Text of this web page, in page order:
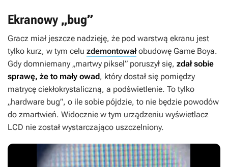
Ekranowy „bug”
Gracz miał jeszcze nadzieję, że pod warstwą ekranu jest
tylko kurz, w tym celu zdemontowałobudowę Game Boya.
Gdy domniemany „martwy piksel” poruszył się, zdał sobie
sprawę, że to mały owad, który dostał się pomiędzy
matrycę ciekłokrystaliczną, a podświetlenie. To tylko
„hardware bug”, o ile sobie pójdzie, to nie będzie powodów
do zmartwień. Widocznie w tym urządzeniu wyświetlacz
LCD nie został wystarczająco uszczelniony.